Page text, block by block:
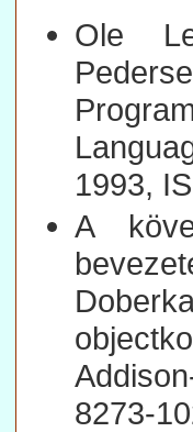
Ole
1993,
A
8273-